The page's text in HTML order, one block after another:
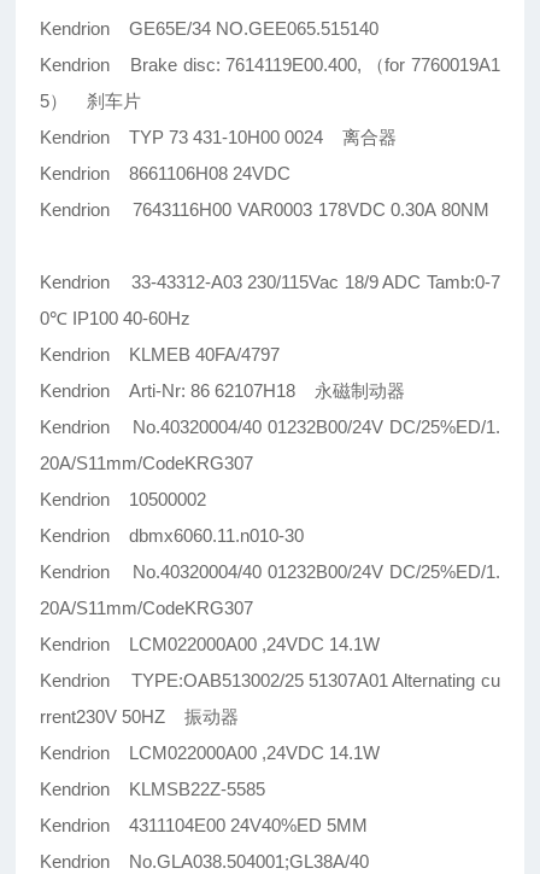
Kendrion GE65E/34 NO.GEE065.515140
Kendrion Brake disc: 7614119E00.400, （for 7760019A1
5） 刹车片
Kendrion TYP 73 431-10H00 0024 离合器
Kendrion 8661106H08 24VDC
Kendrion 7643116H00 VAR0003 178VDC 0.30A 80NM
Kendrion 33-43312-A03 230/115Vac 18/9 ADC Tamb:0-7
0℃ IP100 40-60Hz
Kendrion KLMEB 40FA/4797
Kendrion Arti-Nr: 86 62107H18 永磁制动器
Kendrion No.40320004/40 01232B00/24V DC/25%ED/1.
20A/S11mm/CodeKRG307
Kendrion 10500002
Kendrion dbmx6060.11.n010-30
Kendrion No.40320004/40 01232B00/24V DC/25%ED/1.
20A/S11mm/CodeKRG307
Kendrion LCM022000A00 ,24VDC 14.1W
Kendrion TYPE:OAB513002/25 51307A01 Alternating cu
rrent230V 50HZ 振动器
Kendrion LCM022000A00 ,24VDC 14.1W
Kendrion KLMSB22Z-5585
Kendrion 4311104E00 24V40%ED 5MM
Kendrion No.GLA038.504001;GL38A/40